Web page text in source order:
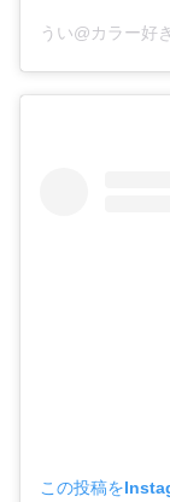
この投稿を